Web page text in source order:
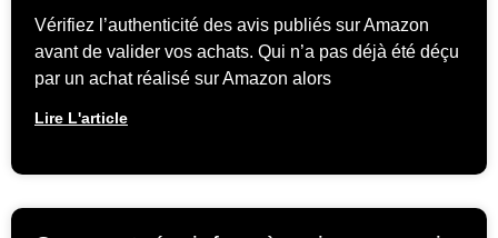
Vérifiez l’authenticité des avis publiés sur Amazon
avant de valider vos achats. Qui n’a pas déjà été déçu
par un achat réalisé sur Amazon alors
Lire L'article